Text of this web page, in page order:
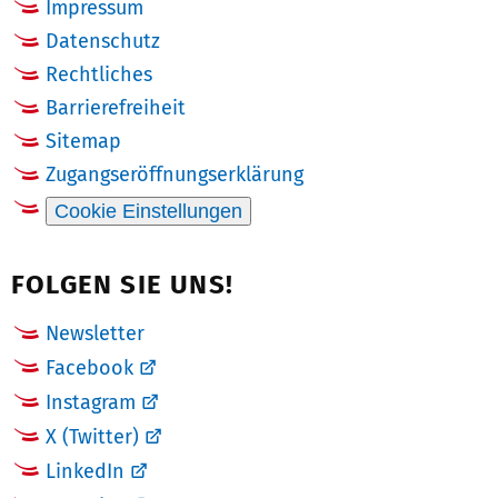
Impressum
Datenschutz
Rechtliches
Barrierefreiheit
Sitemap
Zugangseröffnungserklärung
Cookie Einstellungen
FOLGEN SIE UNS!
Newsletter
Facebook
Instagram
X (Twitter)
LinkedIn